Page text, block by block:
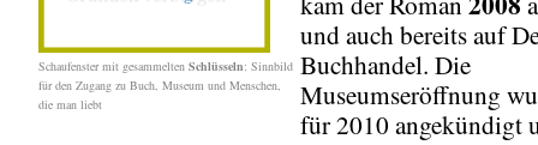
Schaufenster mit gesammelten Schlüsseln: Sinnbild
für den Zugang zu Buch, Museum und Menschen,
die man liebt
und auch bereits auf
Buchhandel. Die
Museumseröffnung
für 2010 angekündigt